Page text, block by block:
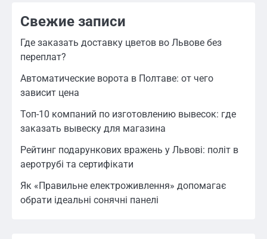
Свежие записи
Где заказать доставку цветов во Львове без
переплат?
Автоматические ворота в Полтаве: от чего
зависит цена
Топ-10 компаний по изготовлению вывесок: где
заказать вывеску для магазина
Рейтинг подарункових вражень у Львові: політ в
аеротрубі та сертифікати
Як «Правильне електроживлення» допомагає
обрати ідеальні сонячні панелі